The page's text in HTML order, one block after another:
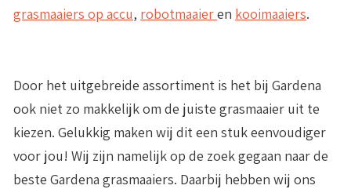
grasmaaiers op accu, robotmaaieren kooimaaiers.
Door het uitgebreide assortiment is het bij Gardena
ook niet zo makkelijk om de juiste grasmaaier uit te
kiezen. Gelukkig maken wij dit een stuk eenvoudiger
voor jou! Wij zijn namelijk op de zoek gegaan naar de
beste Gardena grasmaaiers. Daarbij hebben wij ons